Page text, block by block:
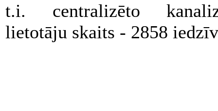
t.i. centralizēto
lietotāju skaits - 2858